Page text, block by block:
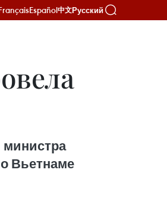
Español中文Русский
министра
Вьетнаме